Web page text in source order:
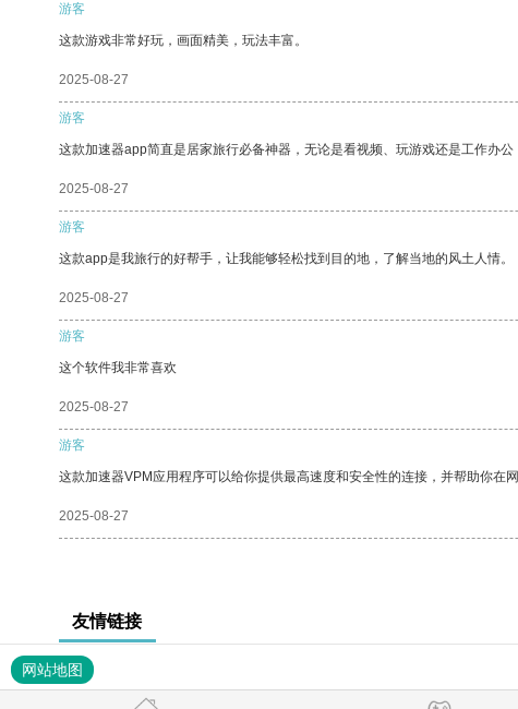
游客
这款游戏非常好玩，画面精美，玩法丰富。
2025-08-27
游客
这款加速器app简直是居家旅行必备神器，无论是看视频、玩游戏还是工作办公
2025-08-27
游客
这款app是我旅行的好帮手，让我能够轻松找到目的地，了解当地的风土人情。
2025-08-27
游客
这个软件我非常喜欢
2025-08-27
游客
这款加速器VPM应用程序可以给你提供最高速度和安全性的连接，并帮助你在网
2025-08-27
友情链接
网站地图